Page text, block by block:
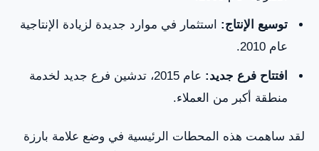
توسيع الإنتاج: استثمار في موارد جديدة لزيادة الإنتاجية
عام 2010.
افتتاح فرع جديد:
عام 2015، تدشين فرع جديد لخدمة
منطقة أكبر من العملاء.
لقد ساهمت هذه المحطات الرئيسية في وضع علامة بارزة